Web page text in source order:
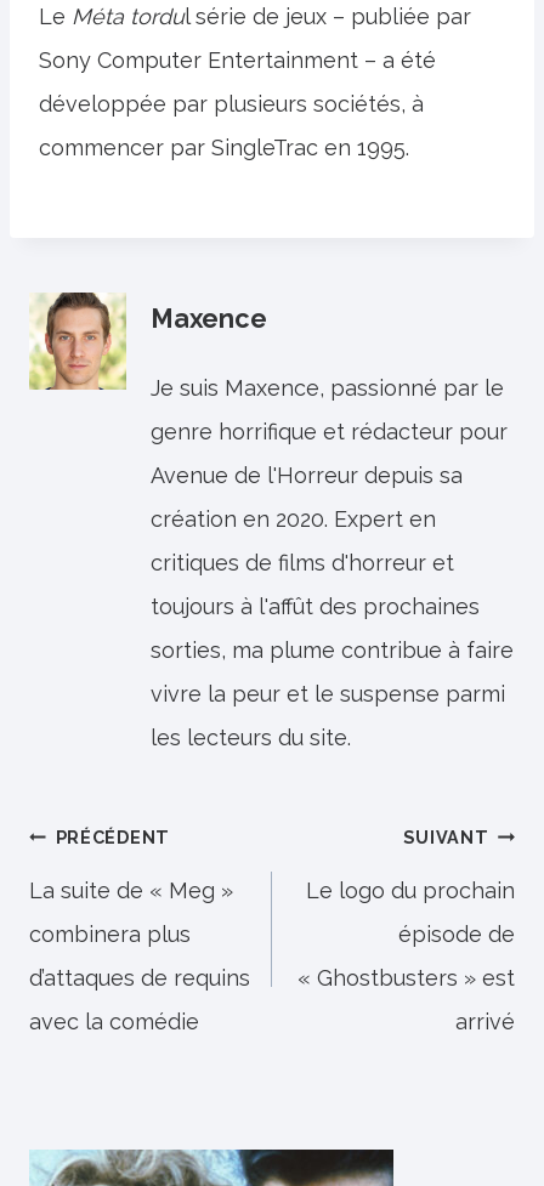
Le Méta tordul série de jeux – publiée par
Sony Computer Entertainment – ​​a été
développée par plusieurs sociétés, à
commencer par SingleTrac en 1995.
Maxence
Je suis Maxence, passionné par le
genre horrifique et rédacteur pour
Avenue de l'Horreur depuis sa
création en 2020. Expert en
critiques de films d'horreur et
toujours à l'affût des prochaines
sorties, ma plume contribue à faire
vivre la peur et le suspense parmi
les lecteurs du site.
Navigation
de
l’article
PRÉCÉDENT
La suite de « Meg »
combinera plus
d’attaques de requins
avec la comédie
SUIVANT
Le logo du prochain
épisode de
« Ghostbusters » est
arrivé